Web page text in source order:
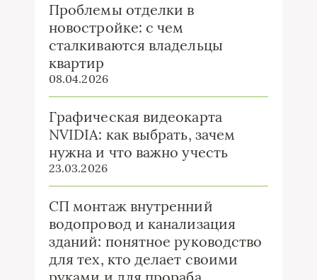
Проблемы отделки в
новостройке: с чем
сталкиваются владельцы
квартир
08.04.2026
Графическая видеокарта
NVIDIA: как выбрать, зачем
нужна и что важно учесть
23.03.2026
СП монтаж внутренний
водопровод и канализация
зданий: понятное руководство
для тех, кто делает своими